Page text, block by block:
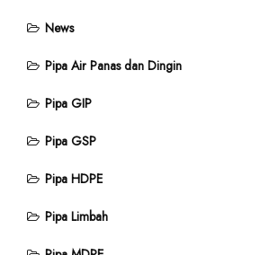
News
Pipa Air Panas dan Dingin
Pipa GIP
Pipa GSP
Pipa HDPE
Pipa Limbah